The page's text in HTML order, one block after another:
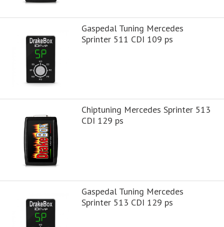
Gaspedal Tuning Mercedes
Sprinter 511 CDI 109 ps
Chiptuning Mercedes Sprinter 513
CDI 129 ps
Gaspedal Tuning Mercedes
Sprinter 513 CDI 129 ps